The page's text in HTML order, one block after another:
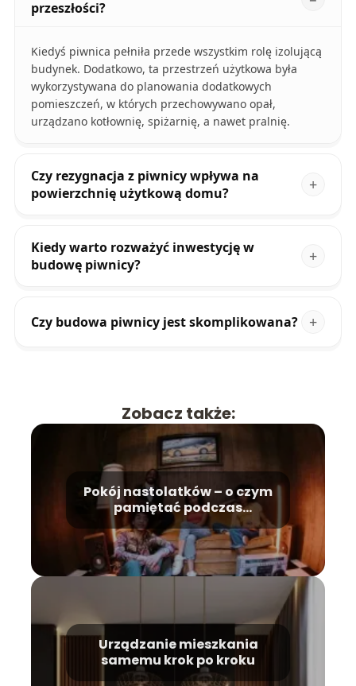
przeszłości?
Kiedyś piwnica pełniła przede wszystkim rolę izolującą
budynek. Dodatkowo, ta przestrzeń użytkowa była
wykorzystywana do planowania dodatkowych
pomieszczeń, w których przechowywano opał,
urządzano kotłownię, spiżarnię, a nawet pralnię.
Czy rezygnacja z piwnicy wpływa na
powierzchnię użytkową domu?
Kiedy warto rozważyć inwestycję w
budowę piwnicy?
Czy budowa piwnicy jest skomplikowana?
Zobacz także:
Pokój nastolatków – o czym
pamiętać podczas
urządzania?
Urządzanie mieszkania
samemu krok po kroku